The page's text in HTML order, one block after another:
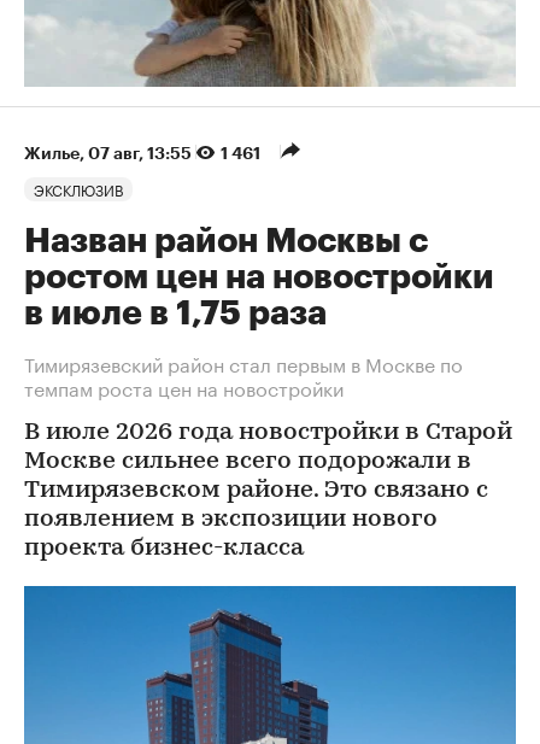
Жилье 07 авг, 13:55 1 461
ЭКСКЛЮЗИВ
Назван район Москвы с
ростом цен на новостройки
в июле в 1,75 раза
Тимирязевский район стал первым в Москве по
темпам роста цен на новостройки
В июле 2026 года новостройки в Старой
Москве сильнее всего подорожали в
Тимирязевском районе. Это связано с
появлением в экспозиции нового
проекта бизнес-класса